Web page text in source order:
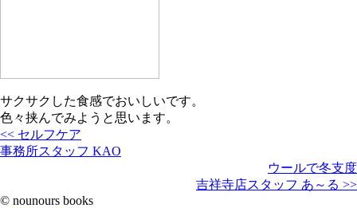
サクサクした食感でおいしいです。
色々挟んでみようと思います。
<< セルフケア
事務所スタッフ KAO
ウールで冬支度
吉祥寺店スタッフ あ～る >>
© nounours books